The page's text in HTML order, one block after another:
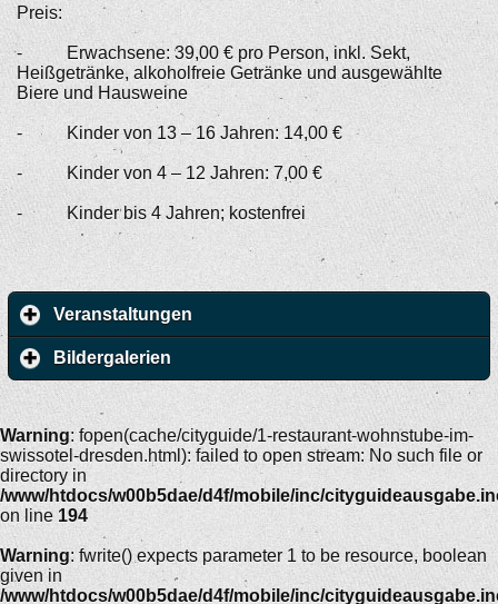
Preis:
- Erwachsene: 39,00 € pro Person, inkl. Sekt,
Heißgetränke, alkoholfreie Getränke und ausgewählte
Biere und Hausweine
- Kinder von 13 – 16 Jahren: 14,00 €
- Kinder von 4 – 12 Jahren: 7,00 €
- Kinder bis 4 Jahren; kostenfrei
Veranstaltungen
Bildergalerien
Warning: fopen(cache/cityguide/1-restaurant-wohnstube-im-
swissotel-dresden.html): failed to open stream: No such file or
directory in
/www/htdocs/w00b5dae/d4f/mobile/inc/
on line 194
Warning: fwrite() expects parameter 1 to be resource, boolean
given in
/www/htdocs/w00b5dae/d4f/mobile/inc/